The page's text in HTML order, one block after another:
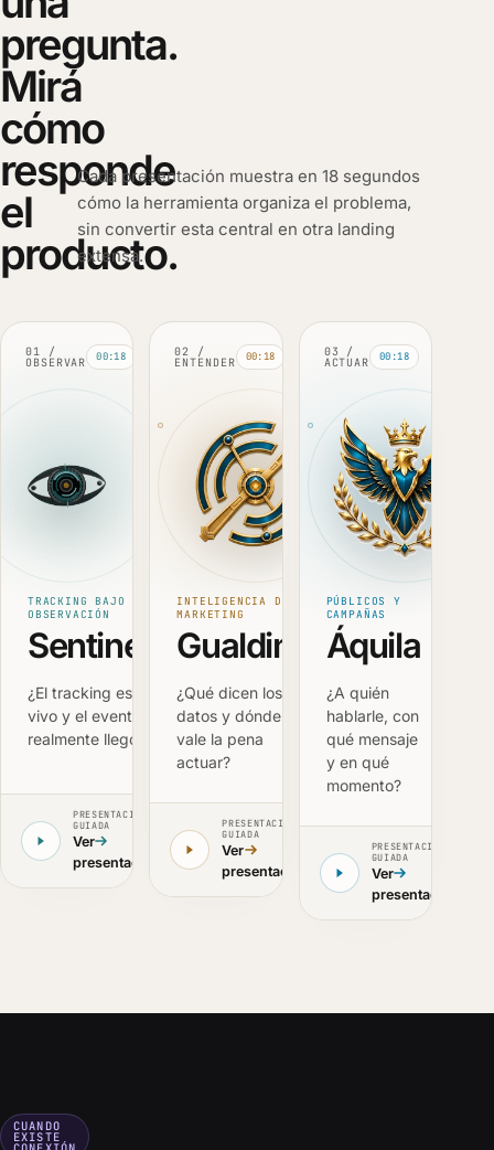
pregunta.
Mirá
cómo
responde
el
producto.
Cada presentación muestra en 18 segundos
cómo la herramienta organiza el problema,
sin convertir esta central en otra landing
extensa.
01 /
OBSERVAR 00:18
TRACKING BAJO
OBSERVACIÓN
Sentinela
¿El tracking está
vivo y el evento
realmente llegó?
PRESENTACIÓN
GUIADA
Ver
presentación
02 /
ENTENDER 00:18
INTELIGENCIA DE
MARKETING
Gualdim
¿Qué dicen los
datos y dónde
vale la pena
actuar?
PRESENTACIÓN
GUIADA
Ver
presentación
03 /
ACTUAR 00:18
PÚBLICOS Y
CAMPAÑAS
Áquila
¿A quién
hablarle, con
qué mensaje
y en qué
momento?
PRESENTACIÓN
GUIADA
Ver
presentación
CUANDO
EXISTE